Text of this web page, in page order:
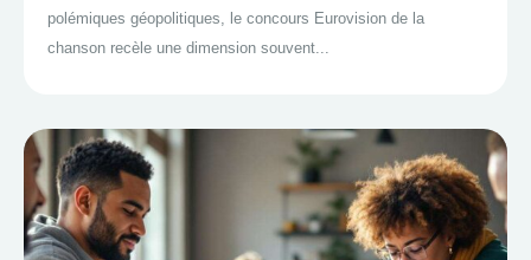
polémiques géopolitiques, le concours Eurovision de la
chanson recèle une dimension souvent...